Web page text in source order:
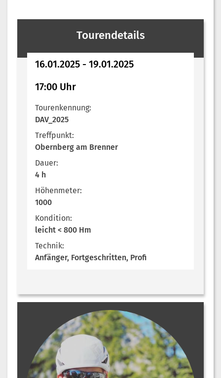
Tourendetails
16.01.2025 - 19.01.2025
17:00 Uhr
Tourenkennung:
DAV_2025
Treffpunkt:
Obernberg am Brenner
Dauer:
4 h
Höhenmeter:
1000
Kondition:
leicht < 800 Hm
Technik:
Anfänger, Fortgeschritten, Profi